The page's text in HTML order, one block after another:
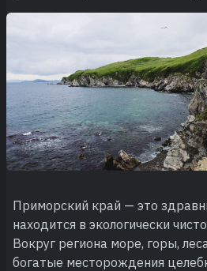
Приморский край — это
находится в экологически
Вокруг региона море, горы,
богатые месторождения